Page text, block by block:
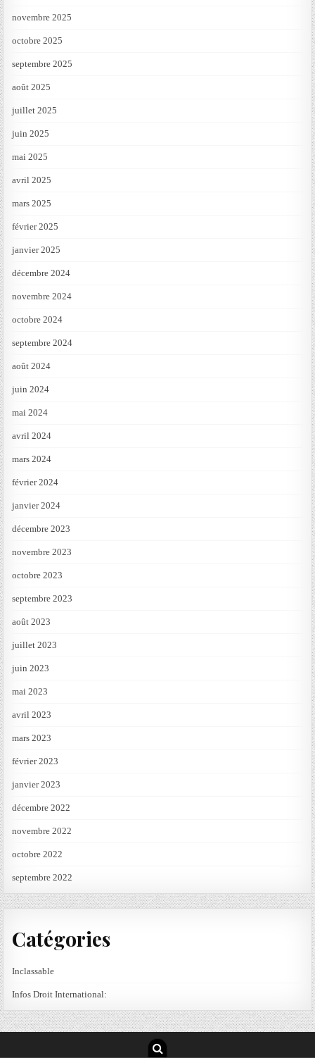
novembre 2025
octobre 2025
septembre 2025
août 2025
juillet 2025
juin 2025
mai 2025
avril 2025
mars 2025
février 2025
janvier 2025
décembre 2024
novembre 2024
octobre 2024
septembre 2024
août 2024
juin 2024
mai 2024
avril 2024
mars 2024
février 2024
janvier 2024
décembre 2023
novembre 2023
octobre 2023
septembre 2023
août 2023
juillet 2023
juin 2023
mai 2023
avril 2023
mars 2023
février 2023
janvier 2023
décembre 2022
novembre 2022
octobre 2022
septembre 2022
Catégories
Inclassable
Infos Droit International: